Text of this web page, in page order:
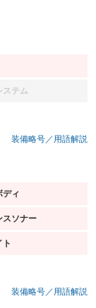
ステム
装備略号／用語解説
ディ
スソナー
ト
装備略号／用語解説